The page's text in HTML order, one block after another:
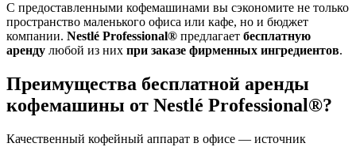
С предоставленными кофемашинами вы сэкономите не только
пространство маленького офиса или кафе, но и бюджет
компании. Nestlé Professional® предлагает бесплатную
аренду любой из них при заказе фирменных ингредиентов.
Преимущества бесплатной аренды
кофемашины от Nestlé Professional®?
Качественный кофейный аппарат в офисе — источник